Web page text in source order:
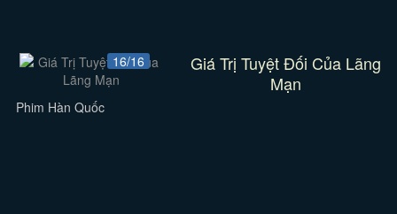
16/16
Giá Trị Tuyệt Đối Của Lãng
Mạn
Phim Hàn Quốc